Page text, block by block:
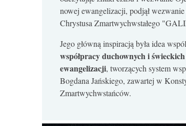
nowej ewangelizacji, podjął
Chrystusa Zmartwychwstałego
Jego główną inspiracją była idea
współpracy duchownych i
ewangelizacji, tworzących system
Bogdana Jańskiego, zawartej w
Zmartwychwstańców.